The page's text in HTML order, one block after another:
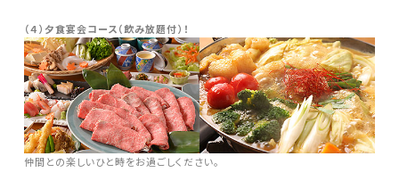
（４）夕食宴会コース（飲み放題付）！
仲間との楽しいひと時をお過ごしください。